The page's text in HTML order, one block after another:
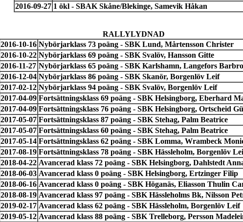
2016-09-27 1 ökl - SBAK Skåne/Blekinge, Samevik Håkan
RALLYLYDNAD
2016-10-16 Nybörjarklass 73 poäng - SBK Lund, Mårtensson Christer
2016-10-22 Nybörjarklass 69 poäng - SBK Svalöv, Hansson Gitte
2016-11-27 Nybörjarklass 65 poäng - SBK Karlshamn, Langefors Barbro
2016-12-04 Nybörjarklass 86 poäng - SBK Skanör, Borgenlöv Leif
2017-02-12 Nybörjarklass 94 poäng - SBK Svalöv, Borgenlöv Leif
2017-04-09 Fortsättningsklass 69 poäng - SBK Helsingborg, Eberhard
2017-04-09 Fortsättningsklass 76 poäng - SBK Helsingborg, Ortscheid
2017-05-07 Fortsättningsklass 87 poäng - SBK Stehag, Palm Beatrice
2017-05-07 Fortsättningsklass 60 poäng - SBK Stehag, Palm Beatrice
2017-05-14 Fortsättningsklass 62 poäng - SBK Lomma, Wrambeck
2017-08-19 Fortsättningsklass 78 poäng - SBK Hässleholm, Borgenlöv
2018-04-22 Avancerad klass 72 poäng - SBK Helsingborg, Dahlstedt
2018-06-03 Avancerad klass 0 poäng - SBK Helsingborg, Ertzinger Filip
2018-06-16 Avancerad klass 0 poäng - SBK Höganäs, Eliasson Thulin
2018-08-19 Avancerad klass 97 poäng - SBK Hässleholms Bk, Nilsson
2019-02-17 Avancerad klass 62 poäng - SBK Hässleholm, Borgenlöv Leif
2019-05-12 Avancerad klass 88 poäng - SBK Trelleborg, Persson